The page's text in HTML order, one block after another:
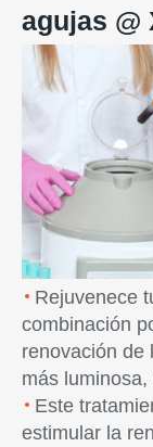
agujas @
Previous
Rejuvenece
combinación
renovación de
más
Este
estimular la